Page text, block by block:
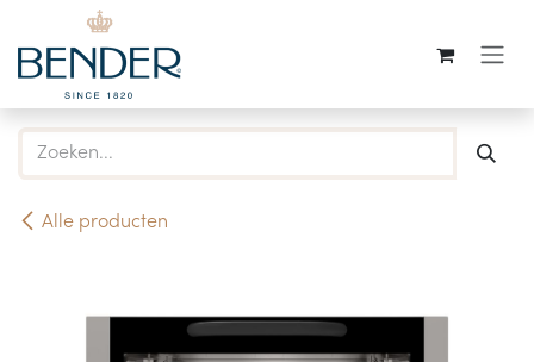
Overslaan naar inhoud
Alle producten